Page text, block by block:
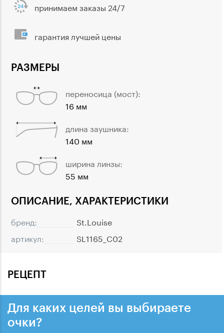
ОПИСАНИЕ, ХАРАКТЕРИСТИКИ
бренд:
St.Louise
артикул:
SL1165_C02
РАЗМЕРЫ
переносица (мост):
16 мм
длина заушника:
140 мм
ширина линзы:
55 мм
принимаем заказы 24/7
гарантия лучшей цены
РЕЦЕПТ
Для каких целей вы выбираете
очки?